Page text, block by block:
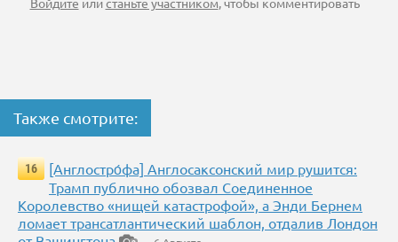
Также смотрите:
16
[Англостро́фа] Англосаксонский мир рушится:
Трамп публично обозвал Соединенное
Королевство «нищей катастрофой», а Энди Бернем
ломает трансатлантический шаблон, отдалив Лондон